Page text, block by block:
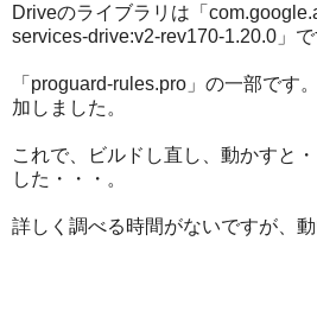
Driveのライブラリは「
services-drive:v2-rev170-1.20.0」で
「proguard-rules.pro」の一部です
加しました。
これで、ビルドし直し、動かすと
した・・・。
詳しく調べる時間がないですが、動